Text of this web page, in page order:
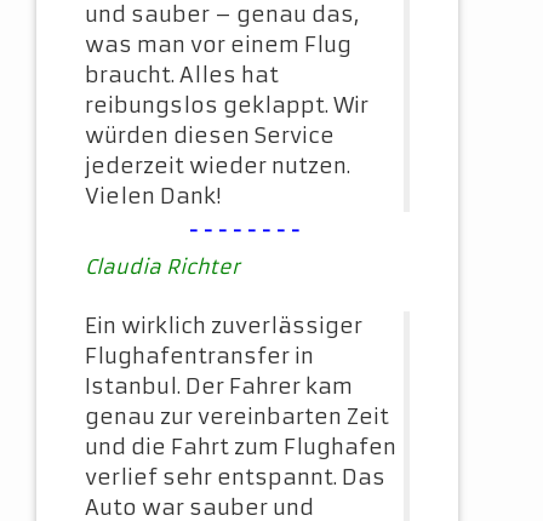
und sauber – genau das,
was man vor einem Flug
braucht. Alles hat
reibungslos geklappt. Wir
würden diesen Service
jederzeit wieder nutzen.
Vielen Dank!
--------
Claudia Richter
Ein wirklich zuverlässiger
Flughafentransfer in
Istanbul. Der Fahrer kam
genau zur vereinbarten Zeit
und die Fahrt zum Flughafen
verlief sehr entspannt. Das
Auto war sauber und